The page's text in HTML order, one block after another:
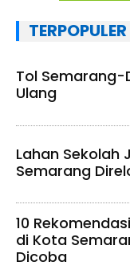
TERPOPULER
Tol Semarang-
Ulang
Lahan Sekolah
Semarang
10
di Kota
Dicoba